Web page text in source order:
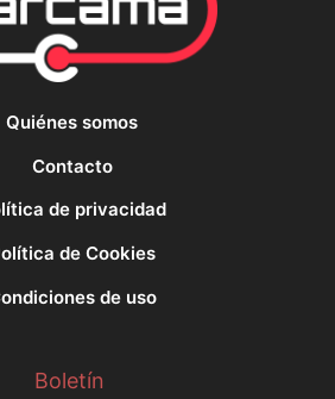
Quiénes somos
Contacto
de privacidad
de Cookies
de uso
Boletín